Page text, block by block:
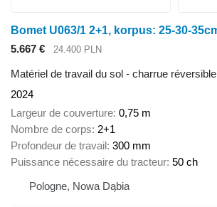
5.667 € 24.400 PLN
Matériel de travail du sol - charrue réversible
2024
Largeur de couverture 0,75 m
Nombre de corps 2+1
Profondeur de travail 300 mm
Puissance nécessaire du tracteur 50 ch
Pologne, Nowa Dąbia